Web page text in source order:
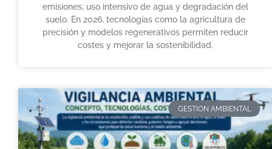
emisiones, uso intensivo de agua y degradación del
suelo. En 2026, tecnologías como la agricultura de
precisión y modelos regenerativos permiten reducir
costes y mejorar la sostenibilidad.
GESTION AMBIENTAL